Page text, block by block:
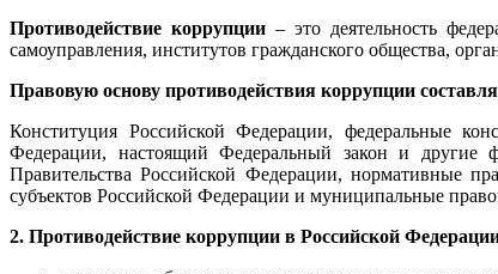
Противодействие коррупции– это деятельность
самоуправления, институтов гражданского общества,
Правовую основу противодействия коррупции
Конституция Российской Федерации, федеральные
Федерации, настоящий Федеральный закон и другие
Правительства Российской Федерации, нормативные
субъектов Российской Федерации и муниципальные
2. Противодействие коррупции в Российской